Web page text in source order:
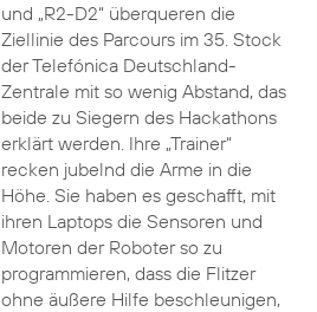
und „R2-D2“ überqueren die
Ziellinie des Parcours im 35. Stock
der Telefónica Deutschland-
Zentrale mit so wenig Abstand, das
beide zu Siegern des Hackathons
erklärt werden. Ihre „Trainer“
recken jubelnd die Arme in die
Höhe. Sie haben es geschafft, mit
ihren Laptops die Sensoren und
Motoren der Roboter so zu
programmieren, dass die Flitzer
ohne äußere Hilfe beschleunigen,